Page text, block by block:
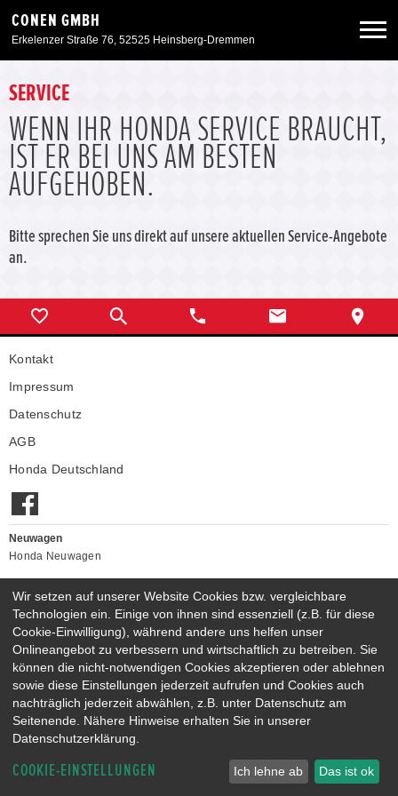
CONEN GMBH
Erkelenzer Straße 76, 52525 Heinsberg-Dremmen
Neuwagen
Gebrauchtwagen
Angebote
Service & Zubehör
Unser Autohaus
Zurück zur Portalseite
SERVICE
WENN IHR HONDA SERVICE BRAUCHT,
IST ER BEI UNS AM BESTEN
AUFGEHOBEN.
Bitte sprechen Sie uns direkt auf unsere aktuellen Service-Angebote
an.
Kontakt
Impressum
Datenschutz
AGB
Honda Deutschland
Neuwagen
Honda Neuwagen
Gebrauchtwagen
Honda Gebrauchtwagen
Honda Vorführwagen
Gesamtbestand
NEUWAGENMODELLE
HONDA JAZZ E:HEV
HONDA CIVIC E:HEV
HONDA PRELUDE E:HEV
HONDA HR-V E:HEV
HONDA ZR-V E:HEV
Wir setzen auf unserer Website Cookies bzw. vergleichbare
Technologien ein. Einige von ihnen sind essenziell (z.B. für diese
Cookie-Einwilligung), während andere uns helfen unser
Onlineangebot zu verbessern und wirtschaftlich zu betreiben. Sie
können die nicht-notwendigen Cookies akzeptieren oder ablehnen
sowie diese Einstellungen jederzeit aufrufen und Cookies auch
nachträglich jederzeit abwählen, z.B. unter Datenschutz am
Seitenende. Nähere Hinweise erhalten Sie in unserer
Datenschutzerklärung.
COOKIE-EINSTELLUNGEN Ich lehne ab Das ist ok